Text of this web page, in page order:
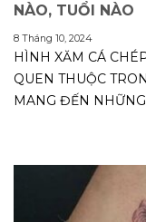
NÀO, TUỔI NÀO
8 Tháng 10, 2024
HÌNH XĂM CÁ
QUEN THUỘC
MANG ĐẾN NHỮNG